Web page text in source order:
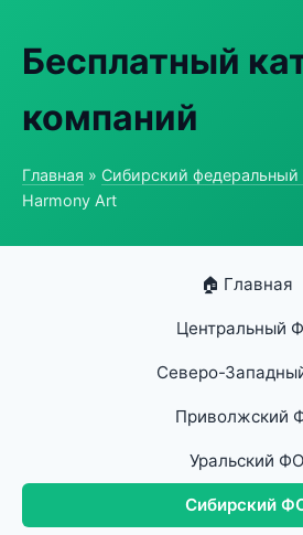
Бесплатный
компаний
Главная » Сибирский федеральный
Harmony Art
🏠 Главная
Центральный
Северо-
Приволжский
Уральский ФО
Сибирский